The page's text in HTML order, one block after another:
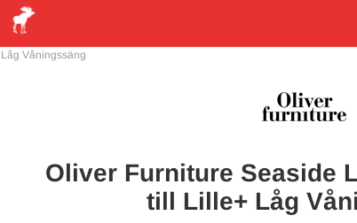
Våningssäng
Oliver Furniture Seaside
till Lille+ Låg